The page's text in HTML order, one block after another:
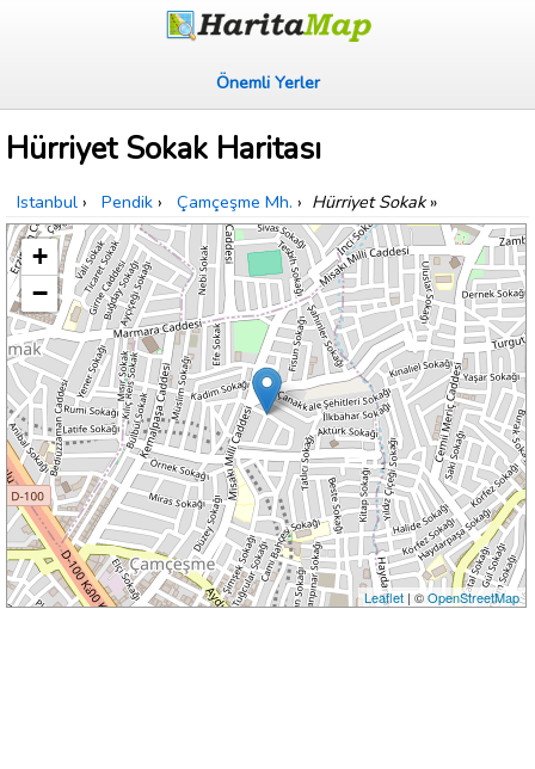
Önemli Yerler
Hürriyet Sokak Haritası
Istanbul › Pendik › Çamçeşme Mh. › Hürriyet Sokak»
+
−
Leaflet| ©OpenStreetMap